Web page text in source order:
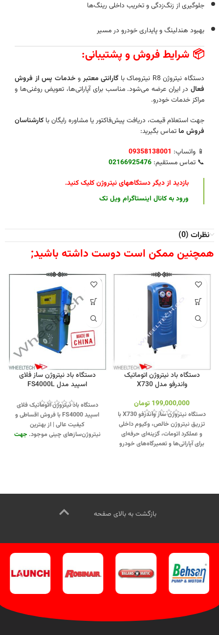
جلوگیری از زنگ‌زدگی و تخریب داخلی رینگ‌ها
بهبود هندلینگ و پایداری خودرو در مسیر
📦 شرایط فروش و پشتیبانی:
دستگاه نیتروژن R8 نیتروماک با گارانتی معتبرو خدمات پس از فروش
فعال در ایران عرضه می‌شود. مناسب برای آپاراتی‌ها، تعویض روغنی‌ها و
مراکز خدمات خودرو.
جهت استعلام قیمت، دریافت پیش‌فاکتور یا مشاوره رایگان با کارشناسان
فروش ما تماس بگیرید:
📱 واتساپ: 09358138001
📞 تماس مستقیم: 02166925476
بازدید از دیگر دستگاههای نیتروژن کلیک کنید.
ورود به کانال اینستاگرام ویل تک
نظرات (0)
همچنین ممکن است دوست داشته باشید;
دستگاه باد نیتروژن اتوماتیک
واندرفو مدل X730
199,000,000 تومان
دستگاه نیتروژن ساز واندرفو X730 با
تزریق نیتروژن خالص، وکیوم داخلی
و عملکرد اتومات، گزینه‌ای حرفه‌ای
برای آپاراتی‌ها و تعمیرگاه‌های خودرو
کلیک کنید.
دستگاه باد نیتروژن ساز فلای
اسپید مدل FS4000L
دستگاه باد نیتروژن اتوماتیک فلای
اسپید FS4000 با فروش اقساطی و
کیفیت عالی | از بهترین
نیتروژن‌سازهای چینی موجود. جهت
بازگشت به بالای صفحه